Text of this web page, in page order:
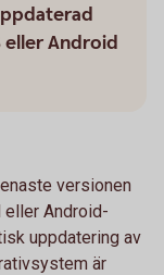
eller Android
versionen
Android-
uppdatering av
är